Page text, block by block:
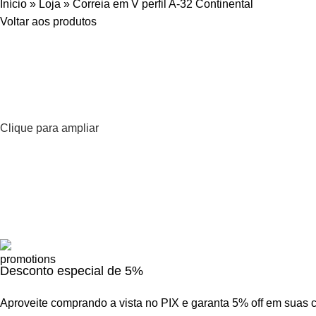
Início » Loja »Correia em V perfil A-32 Continental
Voltar aos produtos
Clique para ampliar
Desconto especial de 5%
Aproveite comprando a vista no PIX e garanta 5% off em suas